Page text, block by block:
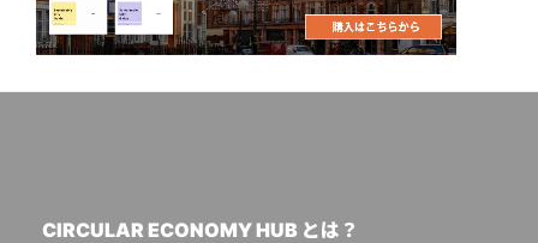
CIRCULAR ECONOMY HUB とは？